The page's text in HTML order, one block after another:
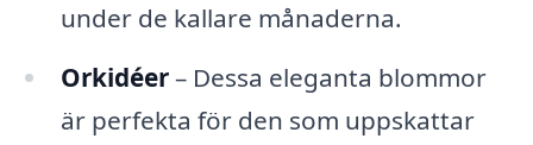
under de kallare månaderna.
Orkidéer– Dessa eleganta blommor
är perfekta för den som uppskattar